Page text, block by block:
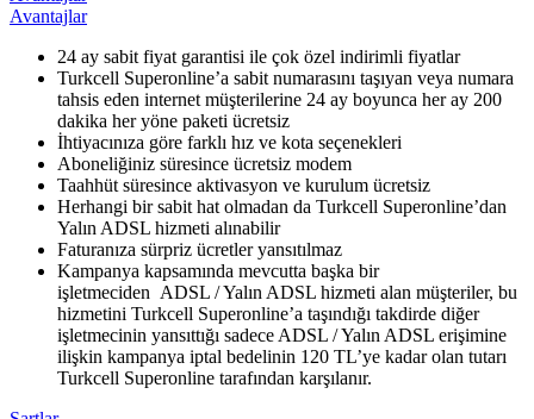
Avantajlar
24 ay sabit fiyat garantisi ile çok özel indirimli fiyatlar
Turkcell Superonline’a sabit numarasını taşıyan veya numara
tahsis eden internet müşterilerine 24 ay boyunca her ay 200
dakika her yöne paketi ücretsiz
İhtiyacınıza göre farklı hız ve kota seçenekleri
Aboneliğiniz süresince ücretsiz modem
Taahhüt süresince aktivasyon ve kurulum ücretsiz
Herhangi bir sabit hat olmadan da Turkcell Superonline’dan
Yalın ADSL hizmeti alınabilir
Faturanıza sürpriz ücretler yansıtılmaz
Kampanya kapsamında mevcutta başka bir
işletmeciden ADSL / Yalın ADSL hizmeti alan müşteriler, bu
hizmetini Turkcell Superonline’a taşındığı takdirde diğer
işletmecinin yansıttığı ​sadece ADSL / Yalın ADSL erişimine
ilişkin kampanya iptal bedelinin 120 TL’ye kadar olan tutarı
Turkcell Superonline tarafından karşılanır.​